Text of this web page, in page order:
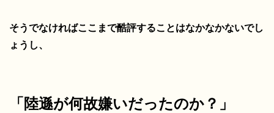
そうでなければここまで酷評することはなかなかないでし
ょうし、
「陸遜が何故嫌いだったのか？」